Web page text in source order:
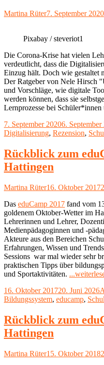
Autor
Martina RüterVeröffentlicht
7. September 2020
Pixabay / steveriot1
Die Corona-Krise hat vielen
verdeutlicht, dass die
Einzug hält. Doch wie gestaltet
Der Ratgeber von Nele Hirsch
und Vorschläge, wie digitale
werden können, dass sie
Lernprozesse bei Schüler*innen
Veröffentlicht
am
7. September 20206. September
Digitalisierung, Rezension,
Rückblick zum
Hattingen
Autor
Martina RüterVeröffentlicht
16. Oktober 2017
Das eduCamp 2017 fand vom
goldenem Oktober-Wetter im
Lehrerinnen und Lehrer,
Medienpädagoginnen und -
Akteure aus den Bereichen
Erfahrungen, Wissen und
Sessions war mal wieder sehr
praktischen Tipps über
und Sportaktivitäten.
Veröffentlicht
am
16. Oktober 201720. Juni 2026
Bildungssystem, educamp,
Rückblick zum
Hattingen
Autor
Martina RüterVeröffentlicht
15. Oktober 2018